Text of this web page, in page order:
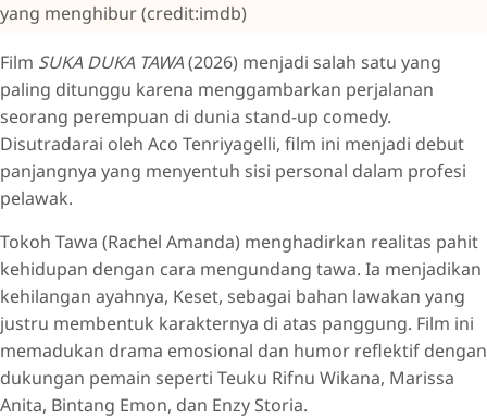
yang menghibur (credit:imdb)
Film SUKA DUKA TAWA(2026) menjadi salah satu yang
paling ditunggu karena menggambarkan perjalanan
seorang perempuan di dunia stand-up comedy.
Disutradarai oleh Aco Tenriyagelli, film ini menjadi debut
panjangnya yang menyentuh sisi personal dalam profesi
pelawak.
Tokoh Tawa (Rachel Amanda) menghadirkan realitas pahit
kehidupan dengan cara mengundang tawa. Ia menjadikan
kehilangan ayahnya, Keset, sebagai bahan lawakan yang
justru membentuk karakternya di atas panggung. Film ini
memadukan drama emosional dan humor reflektif dengan
dukungan pemain seperti Teuku Rifnu Wikana, Marissa
Anita, Bintang Emon, dan Enzy Storia.